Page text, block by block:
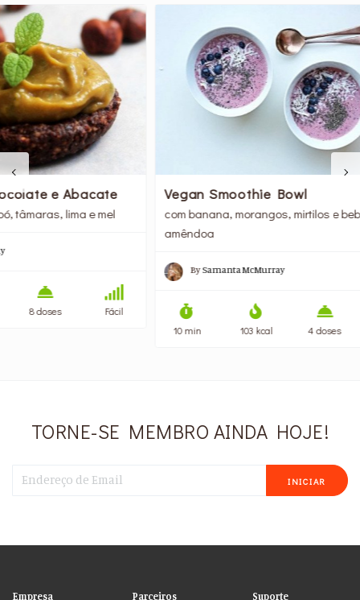
Vegan Smoothie Bowl
com banana, morangos, mirtilos e bebida de
Samanta McMurray
4 doses
TORNE-SE MEMBRO AINDA HOJE!
INICIAR
Empresa Parceiros Suporte